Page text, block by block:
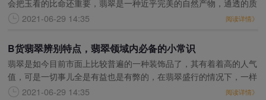
会把玉看的比命还重要，翡翠是一种近乎完美的自然产物，通透的质
感，光泽以及色泽，让现代人望尘默哀，而且翡翠是用现代工艺都难
2021-06-29 14:35 阅读详情》
B货翡翠辨别特点，翡翠领域内必备的小常识
翡翠是如今目前市面上比较普遍的一种装饰品了，其有着着高的人气
值，可是一切事儿全是有益也是有弊的，在翡翠盛行的情况下，一样
的仿货也就刚开始风靡了，尽管B货翡翠与A货還是拥有 一定的关联
2021-06-29 14:35 阅读详情》